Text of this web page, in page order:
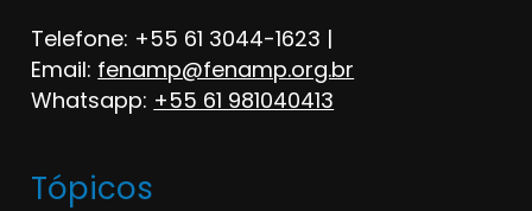
Telefone: +55 61 3044-1623 |
Email: fenamp@fenamp.org.br
Whatsapp: +55 61 981040413
Tópicos